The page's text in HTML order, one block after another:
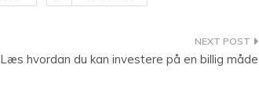
Læs hvordan du kan investere på en billig måde